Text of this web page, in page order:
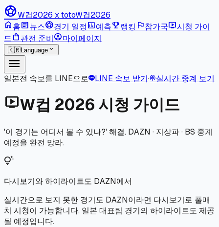
sports_soccerW컵2026 x totoW컵2026
home홈article뉴스sports_soccer경기 일정poll예측emoji_events랭킹 flag참가국live_tv시청 가이
드shopping_bag관전 준비account_circle마이페이지
🇰🇷Language expand_more
menu
일본전 속보를 LINE으로 LINE 속보 받기·podcasts실시간 중계 보기
live_tvW컵 2026 시청 가이드
'이 경기는 어디서 볼 수 있나?' 해결. DAZN · 지상파 · BS 중계
예정을 완전 망라.
tips_and_updates
다시보기와 하이라이트도 DAZN에서
실시간으로 보지 못한 경기도 DAZN이라면 다시보기로 풀매
치 시청이 가능합니다. 일본 대표팀 경기의 하이라이트도 제공
될 예정입니다.